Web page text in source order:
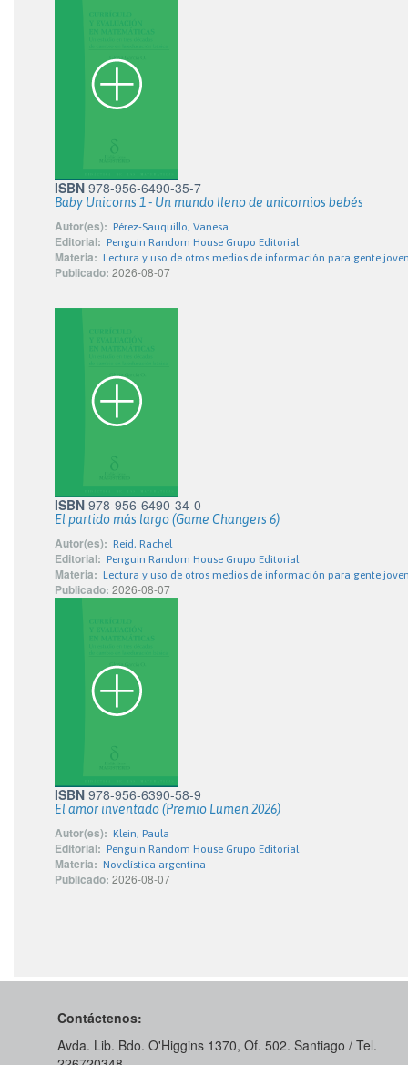
ISBN 978-956-6490-35-7
Baby Unicorns 1 - Un mundo lleno de unicornios bebés
Autor(es): Pérez-Sauquillo, Vanesa
Editorial: Penguin Random House Grupo Editorial
Materia: Lectura y uso de otros medios de información para gente
Publicado: 2026-08-07
ISBN 978-956-6490-34-0
El partido más largo (Game Changers 6)
Autor(es): Reid, Rachel
Editorial: Penguin Random House Grupo Editorial
Materia: Lectura y uso de otros medios de información para gente
Publicado: 2026-08-07
ISBN 978-956-6390-58-9
El amor inventado (Premio Lumen 2026)
Autor(es): Klein, Paula
Editorial: Penguin Random House Grupo Editorial
Materia: Novelística argentina
Publicado: 2026-08-07
Contáctenos:
Avda. Lib. Bdo. O'Higgins 1370, Of. 502. Santiago / Tel.